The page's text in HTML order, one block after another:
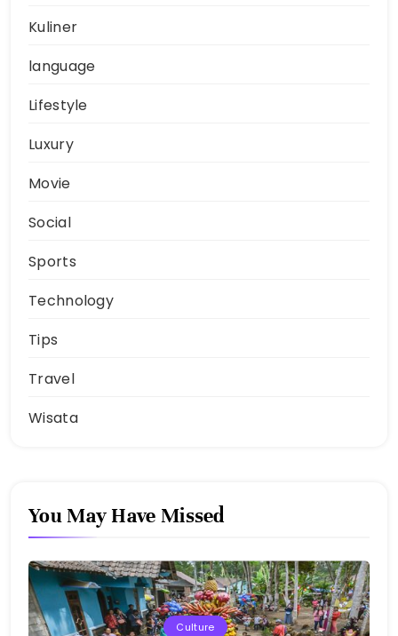
Kuliner
language
Lifestyle
Luxury
Movie
Social
Sports
Technology
Tips
Travel
Wisata
You May Have Missed
Culture